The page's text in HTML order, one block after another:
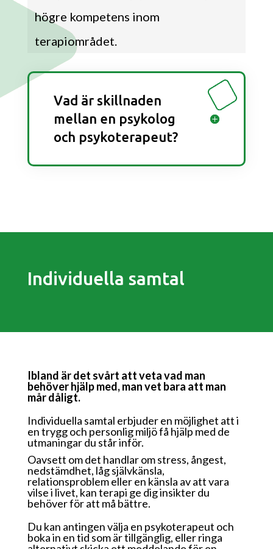
högre kompetens inom
terapiområdet.
Vad är skillnaden
mellan en psykolog
och psykoterapeut?
Individuella samtal
Ibland är det svårt att veta vad man
behöver hjälp med, man vet bara att man
mår dåligt.
Individuella samtal erbjuder en möjlighet att i
en trygg och personlig miljö få hjälp med de
utmaningar du står inför.
Oavsett om det handlar om stress, ångest,
nedstämdhet, låg självkänsla,
relationsproblem eller en känsla av att vara
vilse i livet, kan terapi ge dig insikter du
behöver för att må bättre.
Du kan antingen välja en psykoterapeut och
boka in en tid som är tillgänglig, eller ringa